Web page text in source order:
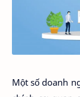
Một số doanh